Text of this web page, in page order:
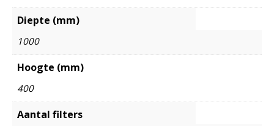
Diepte (mm)
1000
Hoogte (mm)
400
Aantal filters